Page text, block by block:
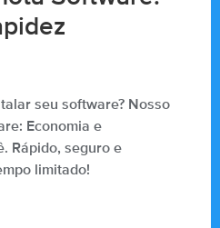
seu software? Nosso
Economia e
Rápido, seguro e
limitado!